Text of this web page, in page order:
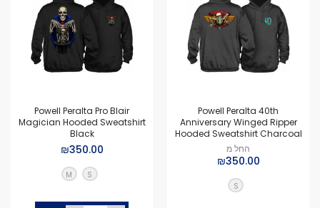
Powell Peralta 40th
Anniversary Winged Ripper
Hooded Sweatshirt Charcoal
החל מ
₪350.00
S
Powell Peralta Pro Blair
Magician Hooded Sweatshirt
Black
₪350.00
S
M